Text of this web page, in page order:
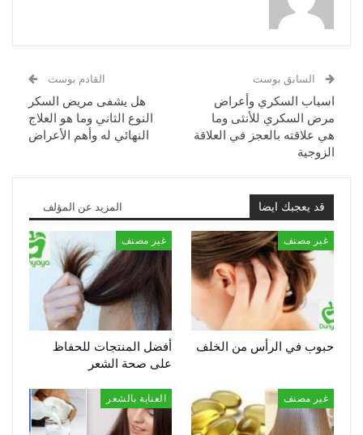
السابق بوست
اسباب السكري وأعراض
مرض السكري للأنثى وما
هي علاقته بالعجز في العلاقة
الزوجية
القادم بوست
هل يشفى مريض السكر
النوع الثاني وما هو العلاج
النهائي له وأهم الأعراض
قد يعجبك ايضا المزيد عن المؤلف
غير مصنف
حبوب في الرأس من الخلف
غير مصنف
أفضل المنتجات للحفاظ
على صحة الشعر
غير مصنف العناية بالشعر